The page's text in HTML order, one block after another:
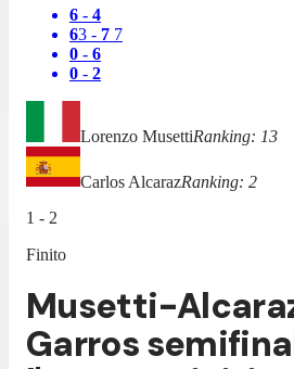
6 - 4
63 - 7 7
0 - 6
0 - 2
Lorenzo MusettiRanking: 13
Carlos AlcarazRanking: 2
1 - 2
Finito
Musetti-
Garros